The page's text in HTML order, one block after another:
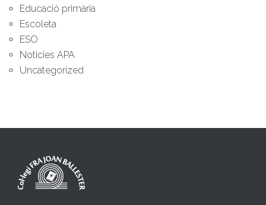
Educació primària
Escoleta
ESO
Noticies APA
Uncategorized